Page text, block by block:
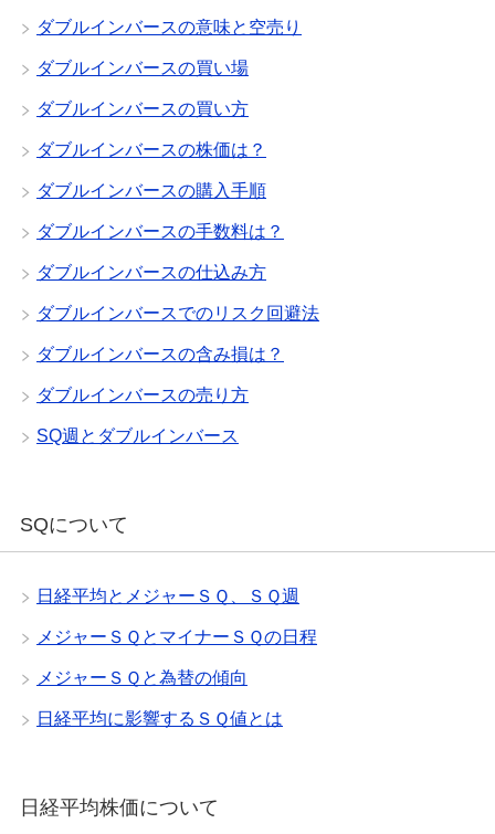
ダブルインバースの意味と空売り
ダブルインバースの買い場
ダブルインバースの買い方
ダブルインバースの株価は？
ダブルインバースの購入手順
ダブルインバースの手数料は？
ダブルインバースの仕込み方
ダブルインバースでのリスク回避法
ダブルインバースの含み損は？
ダブルインバースの売り方
SQ週とダブルインバース
SQについて
日経平均とメジャーＳＱ、ＳＱ週
メジャーＳＱとマイナーＳＱの日程
メジャーＳＱと為替の傾向
日経平均に影響するＳＱ値とは
日経平均株価について